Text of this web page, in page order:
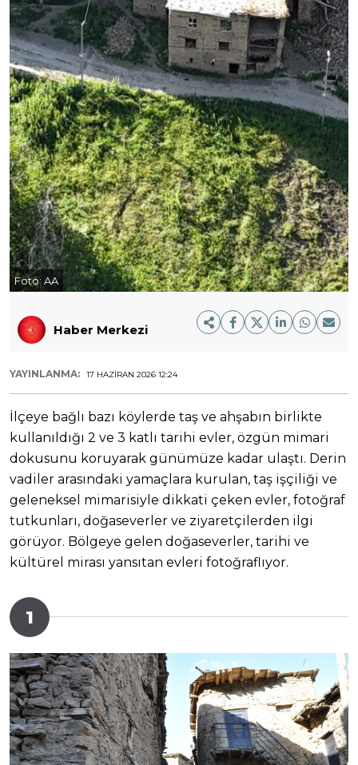
Foto: AA
Haber Merkezi
YAYINLANMA: 17 HAZIRAN 2026 12:24
İlçeye bağlı bazı köylerde taş ve ahşabın birlikte
kullanıldığı 2 ve 3 katlı tarihi evler, özgün mimari
dokusunu koruyarak günümüze kadar ulaştı. Derin
vadiler arasındaki yamaçlara kurulan, taş işçiliği ve
geleneksel mimarisiyle dikkati çeken evler, fotoğraf
tutkunları, doğaseverler ve ziyaretçilerden ilgi
görüyor. Bölgeye gelen doğaseverler, tarihi ve
kültürel mirası yansıtan evleri fotoğraflıyor.
1